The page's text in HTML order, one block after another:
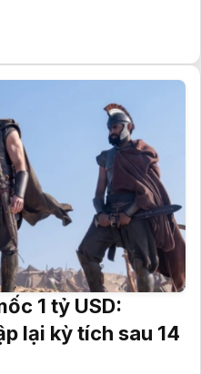
1 tỷ USD:
lại kỳ tích sau 14